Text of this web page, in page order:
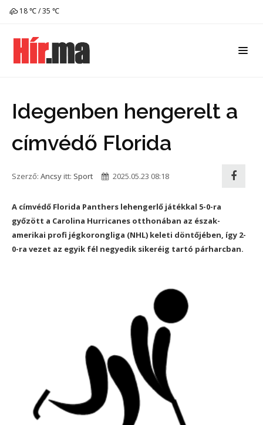
18 ℃ / 35 ℃
Idegenben hengerelt a
címvédő Florida
Szerző: Ancsy itt: Sport 2025.05.23 08:18
A címvédő Florida Panthers lehengerlő játékkal 5-0-ra
győzött a Carolina Hurricanes otthonában az észak-
amerikai profi jégkorongliga (NHL) keleti döntőjében, így 2-
0-ra vezet az egyik fél negyedik sikeréig tartó párharcban.